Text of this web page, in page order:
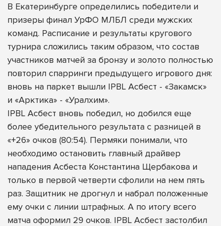
В Екатеринбурге определились победители и
призеры финал УрФО МЛБЛ среди мужских
команд. Расписание и результаты кругового
турнира сложились таким образом, что состав
участников матчей за бронзу и золото полностью
повторил спарринги предыдущего игрового дня:
вновь на паркет вышли IPBL Асбест - «Закамск»
и «Арктика» - «Уралхим».
IPBL Асбест вновь победил, но добился еще
более убедительного результата с разницей в
«+26» очков (80:54). Пермяки понимали, что
необходимо остановить главный драйвер
нападения Асбеста Константина Щербакова и
только в первой четверти сфолили на нем пять
раз. Защитник не дрогнул и набрал положенные
ему очки с линии штрафных. А по итогу всего
матча оформил 29 очков. IPBL Асбест застолбил